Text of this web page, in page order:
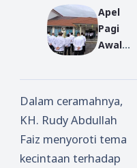
Kegiata
n
Praktik
Layana
ten
Sambas
:
Sinergit
Pengua
tan
Peran
Peremp
ian di
Bulan
Muharr
Kemen
Sambas
Gelar
Lebara
n Yatim
Apel
Pagi
Awal
Momen
Penyam
paian
Arahan
dan
Dalam ceramahnya,
KH. Rudy Abdullah
Faiz menyoroti tema
kecintaan terhadap